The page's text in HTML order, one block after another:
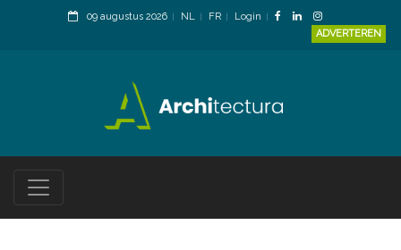
09 augustus 2026 NL FR
Login
ADVERTEREN